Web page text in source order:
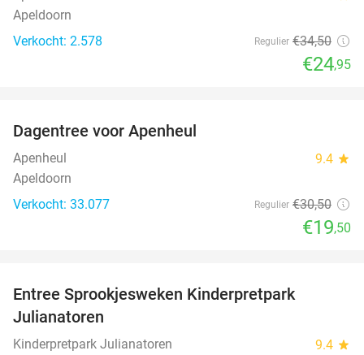
Apeldoorn
Verkocht: 2.578
Regulier €34,50
€24,95
Dagentree voor Apenheul
Apenheul 9.4 star
Apeldoorn
Verkocht: 33.077
Regulier €30,50
€19,50
Entree Sprookjesweken Kinderpretpark
Julianatoren
Kinderpretpark Julianatoren 9.4 star